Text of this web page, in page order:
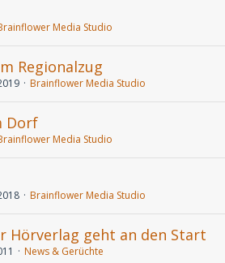
Media Studio
Regionalzug
Brainflower Media Studio
Dorf
Media Studio
Brainflower Media Studio
Hörverlag geht an den Start
News & Gerüchte